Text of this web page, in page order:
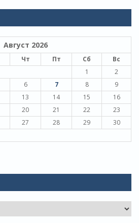
Август 2026
Чт Пт Сб
Вс
1
2
6 7 8
9
13 14 15
16
20 21 22
23
27 28 29
30